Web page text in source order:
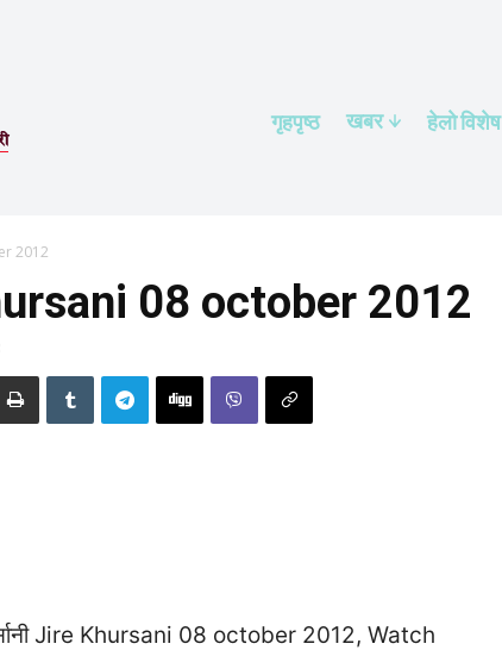
गृहपृष्ठ खबर हेलाे विशेष
2012
08 october 2012
Jire Khursani 08 october 2012, Watch